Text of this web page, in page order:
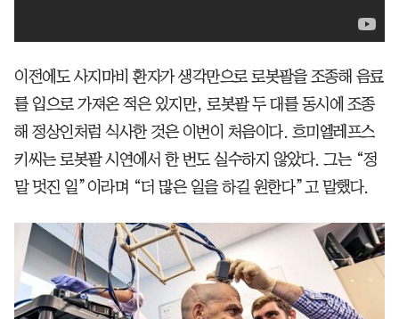
이전에도 사지마비 환자가 생각만으로 로봇팔을 조종해 음료
를 입으로 가져온 적은 있지만, 로봇팔 두 대를 동시에 조종
해 정상인처럼 식사한 것은 이번이 처음이다. 흐미엘레프스
키씨는 로봇팔 시연에서 한 번도 실수하지 않았다. 그는 “정
말 멋진 일”이라며 “더 많은 일을 하길 원한다”고 말했다.